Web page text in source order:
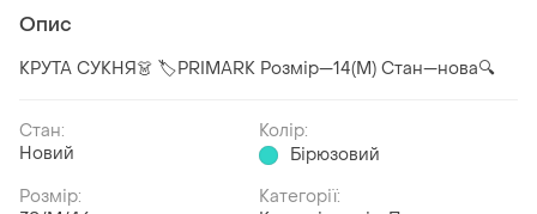
Опис
КРУТА СУКНЯ👗 🏷️PRIMARK Розмір—14(М) Стан—нова🔍
Стан:
Новий
Колір:
Бірюзовий
Розмір:
Категорії: